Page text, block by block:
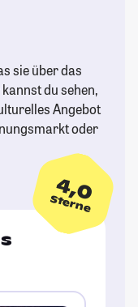
sie über das
du sehen,
Angebot
oder
4,0
Sterne